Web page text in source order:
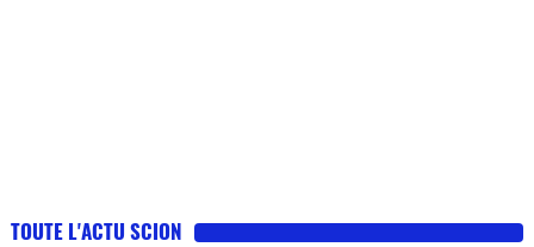
TOUTE L'ACTU SCION